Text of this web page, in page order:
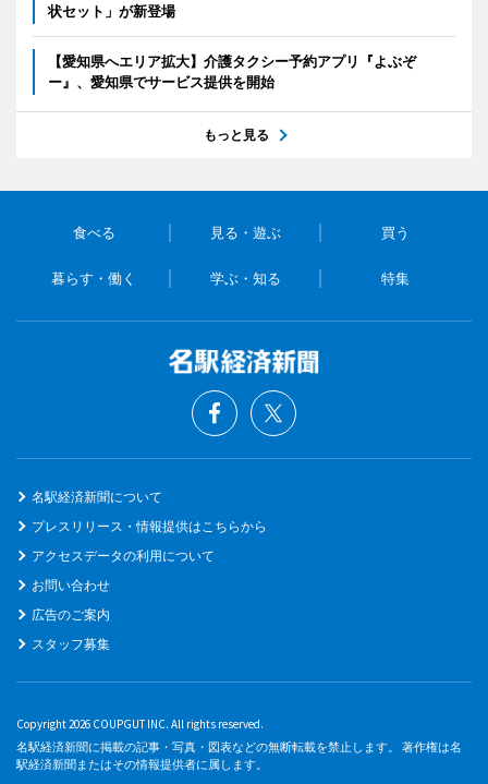
状セット」が新登場
【愛知県へエリア拡大】介護タクシー予約アプリ『よぶぞ
ー』、愛知県でサービス提供を開始
もっと見る
食べる 見る・遊ぶ 買う
暮らす・働く 学ぶ・知る 特集
名駅経済新聞について
プレスリリース・情報提供はこちらから
アクセスデータの利用について
お問い合わせ
広告のご案内
スタッフ募集
Copyright 2026 COUPGUT INC. All rights reserved.
名駅経済新聞に掲載の記事・写真・図表などの無断転載を禁止します。 著作権は名
駅経済新聞またはその情報提供者に属します。